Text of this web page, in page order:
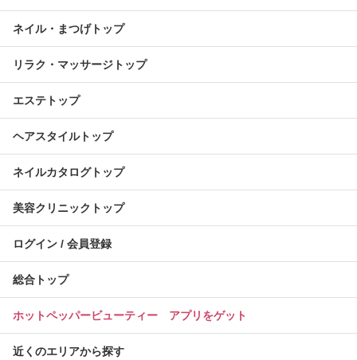
ネイル・まつげトップ
リラク・マッサージトップ
エステトップ
ヘアスタイルトップ
ネイルカタログトップ
美容クリニックトップ
ログイン / 会員登録
総合トップ
ホットペッパービューティー アプリをゲット
近くのエリアから探す